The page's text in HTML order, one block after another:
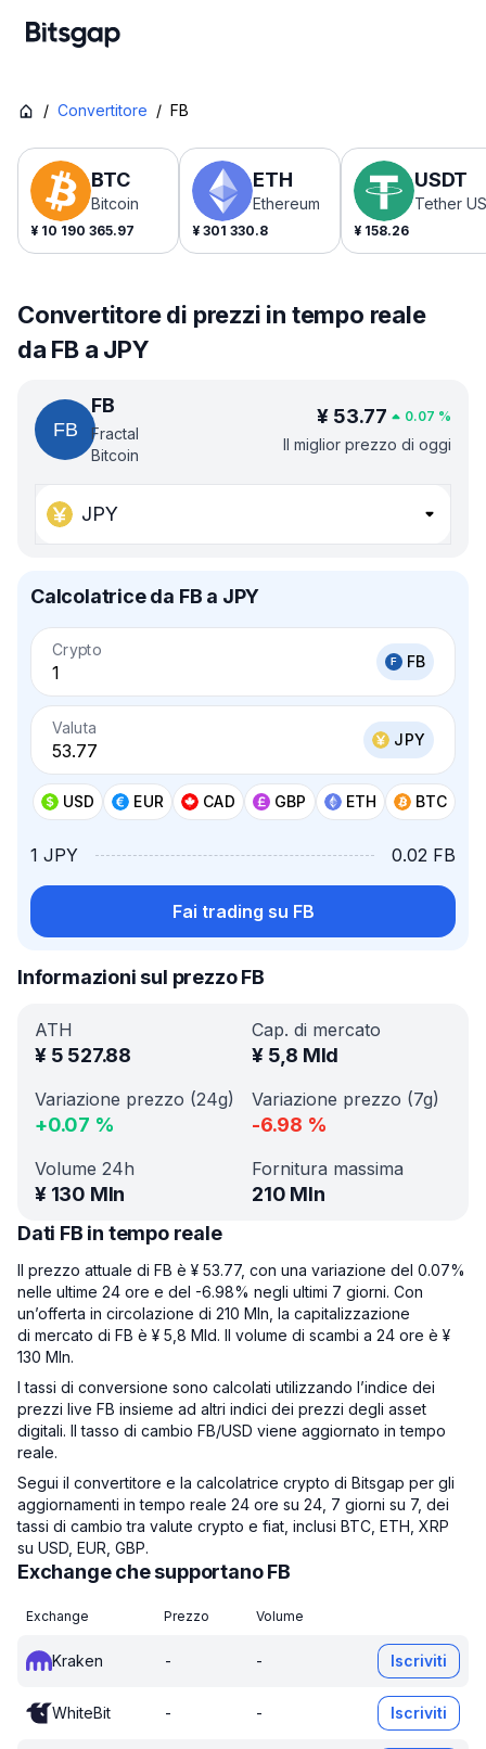
/ Convertitore / FB
BTC
Bitcoin
¥ 10 190 365.97
ETH
Ethereum
¥ 301 330.8
USDT
Tether
¥ 158.26
Convertitore di prezzi in tempo reale
da FB a JPY
FB
Fractal
Bitcoin
¥ 53.77 0.07 %
Il miglior prezzo di oggi
JPY
Calcolatrice da FB a JPY
Crypto
FB
Valuta
JPY
USD EUR CAD GBP ETH BTC
1 JPY 0.02 FB
Fai trading su FB
Informazioni sul prezzo FB
ATH
¥ 5 527.88
Cap. di mercato
¥ 5,8 Mld
Variazione prezzo (24g)
+0.07 %
Variazione prezzo (7g)
-6.98 %
Volume 24h
¥ 130 Mln
Fornitura massima
210 Mln
Dati FB in tempo reale
Il prezzo attuale di FB è ¥ 53.77, con una variazione del 0.07%
nelle ultime 24 ore e del -6.98% negli ultimi 7 giorni. Con
un’offerta in circolazione di 210 Mln, la capitalizzazione
di mercato di FB è ¥ 5,8 Mld. Il volume di scambi a 24 ore è ¥
130 Mln.
I tassi di conversione sono calcolati utilizzando l’indice dei
prezzi live FB insieme ad altri indici dei prezzi degli asset
digitali. Il tasso di cambio FB/USD viene aggiornato in tempo
reale.
Segui il convertitore e la calcolatrice crypto di Bitsgap per gli
aggiornamenti in tempo reale 24 ore su 24, 7 giorni su 7, dei
tassi di cambio tra valute crypto e fiat, inclusi BTC, ETH, XRP
su USD, EUR, GBP.
Exchange che supportano FB
Exchange Prezzo Volume
Kraken - - Iscriviti
WhiteBit - - Iscriviti